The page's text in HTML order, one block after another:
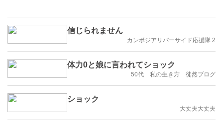
信じられません
カンボジアリバーサイド応援隊 2
体力0と娘に言われてショック
50代 私の生き方 徒然ブログ
ショック
大丈夫大丈夫